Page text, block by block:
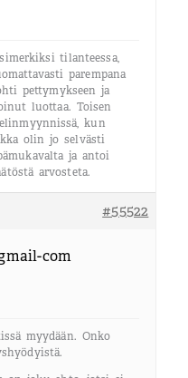
tilanteessa,
parempana
pettymykseen ja
luottaa. Toisen
kun
olin jo selvästi
ja antoi
arvosteta.
#55522
com
myydään. Onko